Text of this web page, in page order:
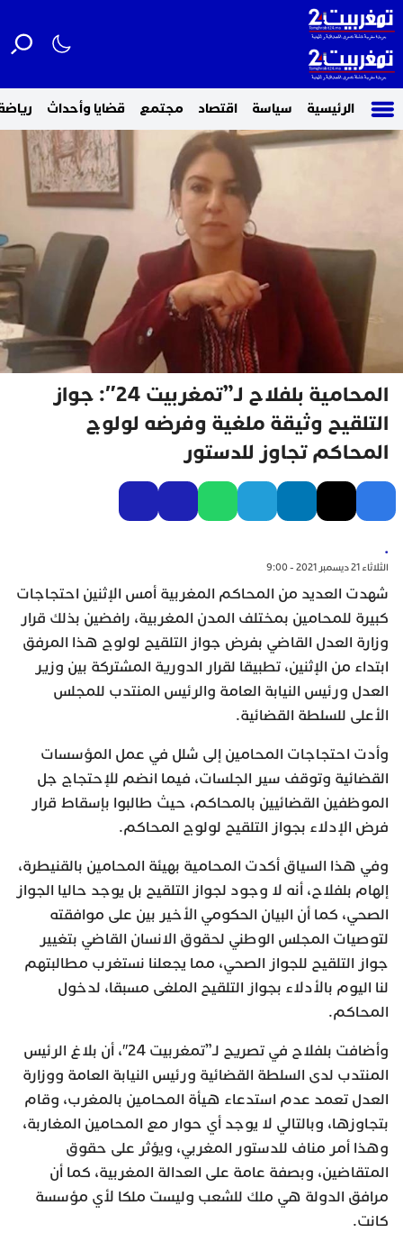
الرئيسية سياسة اقتصاد مجتمع قضايا وأحداث
المحامية بلفلاح لـ”تمغربيت 24″: جواز
التلقيح وثيقة ملغية وفرضه لولوج
المحاكم تجاوز للدستور
.
الثلاثاء 21 ديسمبر 2021 - 9:00
شهدت العديد من المحاكم المغربية أمس الإثنين احتجاجات
كبيرة للمحامين بمختلف المدن المغربية، رافضين بذلك قرار
وزارة العدل القاضي بفرض جواز التلقيح لولوج هذا المرفق
ابتداء من الإثنين، تطبيقا لقرار الدورية المشتركة بين وزير
العدل ورئيس النيابة العامة والرئيس المنتدب للمجلس
الأعلى للسلطة القضائية.
وأدت احتجاجات المحامين إلى شلل في عمل المؤسسات
القضائية وتوقف سير الجلسات، فيما انضم للإحتجاج جل
الموظفين القضائيين بالمحاكم، حيث طالبوا بإسقاط قرار
فرض الإدلاء بجواز التلقيح لولوج المحاكم.
وفي هذا السياق أكدت المحامية بهيئة المحامين بالقنيطرة،
إلهام بلفلاح، أنه لا وجود لجواز التلقيح بل يوجد حاليا الجواز
الصحي، كما أن البيان الحكومي الأخير بين على موافقته
لتوصيات المجلس الوطني لحقوق الانسان القاضي بتغيير
جواز التلقيح للجواز الصحي، مما يجعلنا نستغرب مطالبتهم
لنا اليوم بالأدلاء بجواز التلقيح الملغى مسبقا، لدخول
المحاكم.
وأضافت بلفلاح في تصريح لـ”تمغربيت 24″، أن بلاغ الرئيس
المنتدب لدى السلطة القضائية ورئيس النيابة العامة ووزارة
العدل تعمد عدم استدعاء هيأة المحامين بالمغرب، وقام
بتجاوزها، وبالتالي لا يوجد أي حوار مع المحامين المغاربة،
وهذا أمر مناف للدستور المغربي، ويؤثر على حقوق
المتقاضين، وبصفة عامة على العدالة المغربية، كما أن
مرافق الدولة هي ملك للشعب وليست ملكا لأي مؤسسة
كانت.